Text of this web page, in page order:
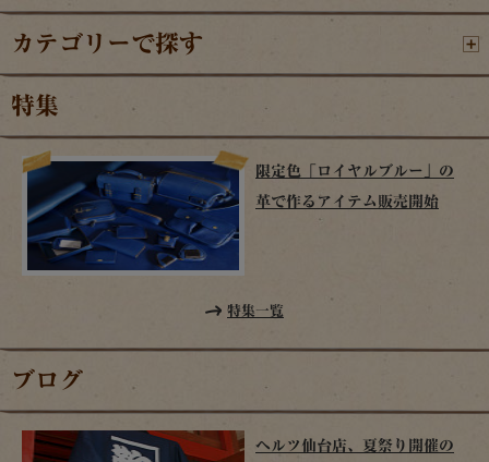
カテゴリーで探す
特集
限定色「ロイヤルブルー」の
革で作るアイテム販売開始
特集一覧
ブログ
ヘルツ仙台店、夏祭り開催の